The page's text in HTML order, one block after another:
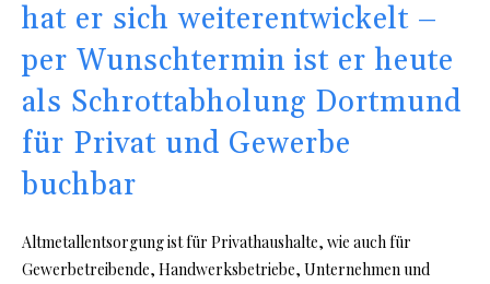
hat er sich weiterentwickelt –
per Wunschtermin ist er heute
als Schrottabholung Dortmund
für Privat und Gewerbe
buchbar
Altmetallentsorgung ist für Privathaushalte, wie auch für
Gewerbetreibende, Handwerksbetriebe, Unternehmen und